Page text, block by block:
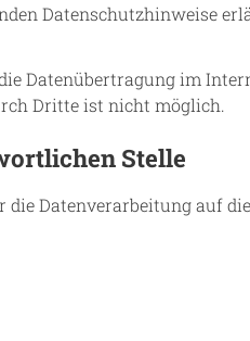
Datenschutzhinweise
Datenübertragung im
Dritte ist nicht möglich.
Stelle
Datenverarbeitung auf